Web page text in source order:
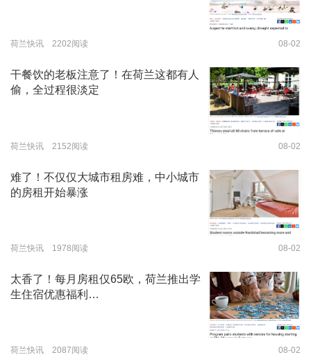
荷兰快讯 2202阅读 08-02
干餐饮的老板注意了！在荷兰这都有人
偷，全过程很淡定
荷兰快讯 2152阅读 08-02
难了！不仅仅大城市租房难，中小城市
的房租开始暴涨
荷兰快讯 1978阅读 08-02
太香了！每月房租仅65欧，荷兰推出学
生住宿优惠福利…
荷兰快讯 2087阅读 08-02